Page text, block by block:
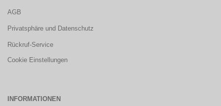
AGB
Privatsphäre und Datenschutz
Rückruf-Service
Cookie Einstellungen
INFORMATIONEN